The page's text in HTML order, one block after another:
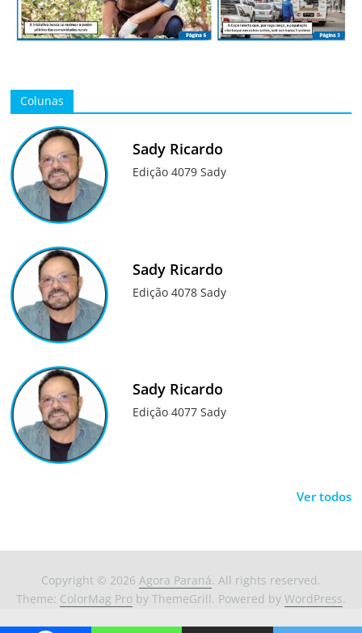
Colunas
Sady Ricardo
Edição 4079 Sady
Sady Ricardo
Edição 4078 Sady
Sady Ricardo
Edição 4077 Sady
Ver todos
Copyright © 2026 Agora Paraná. All rights reserved.
Theme: ColorMag Proby ThemeGrill. Powered by WordPress.